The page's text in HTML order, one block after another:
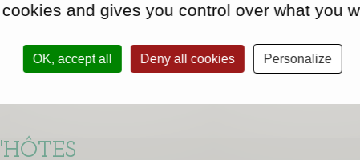
les jardins de la cour intérieure du château de
un lieu magique dont on n'est jamais déçu…
and gives you control over what you
OK, accept all Deny all cookies Personalize